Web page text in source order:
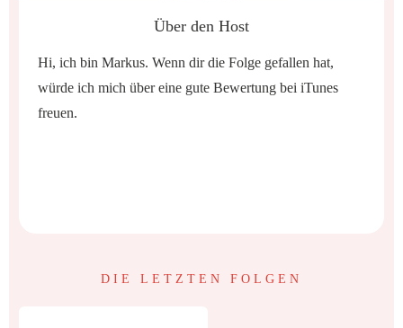
Über den Host
Hi, ich bin Markus. Wenn dir die Folge gefallen hat,
würde ich mich über eine gute Bewertung bei iTunes
freuen.
DIE LETZTEN FOLGEN